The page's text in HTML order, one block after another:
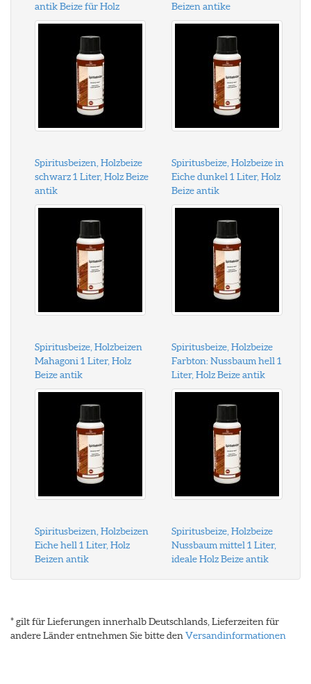
antik Beize für Holz
Beizen antike
Spiritusbeizen, Holzbeize
schwarz 1 Liter, Holz Beize
antik
Spiritusbeize, Holzbeize in
Eiche dunkel 1 Liter, Holz
Beize antik
Spiritusbeize, Holzbeizen
Mahagoni 1 Liter, Holz
Beize antik
Spiritusbeize, Holzbeize
Farbton: Nussbaum hell 1
Liter, Holz Beize antik
Spiritusbeizen, Holzbeizen
Eiche hell 1 Liter, Holz
Beizen antik
Spiritusbeize, Holzbeize
Nussbaum mittel 1 Liter,
ideale Holz Beize antik
* gilt für Lieferungen innerhalb Deutschlands, Lieferzeiten für
andere Länder entnehmen Sie bitte den Versandinformationen